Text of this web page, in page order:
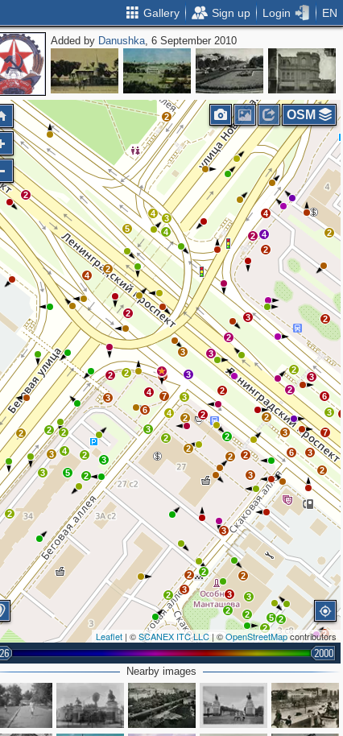
Gallery Sign up Login EN
Added by Danushka, 6 September 2010
2
4
2
2
3
2
2
5
4
3
4
2
4
2
3
3
3
2
3
2
4
2
2
2
3
2
2
2
2
2 2
2
2
3
4 2 2
3
7
4
6
2
2
2
3
3
2
2
4
5
2
2
3
3
2
3
2
2
3
2
3
2
3
2
2 2
3
5
2
2
2
2
3
6
3
3
7
3
6
Leaflet | ©SCANEX ITC LLC | ©OpenStreetMapcontributors
2000
OSM
Nearby images